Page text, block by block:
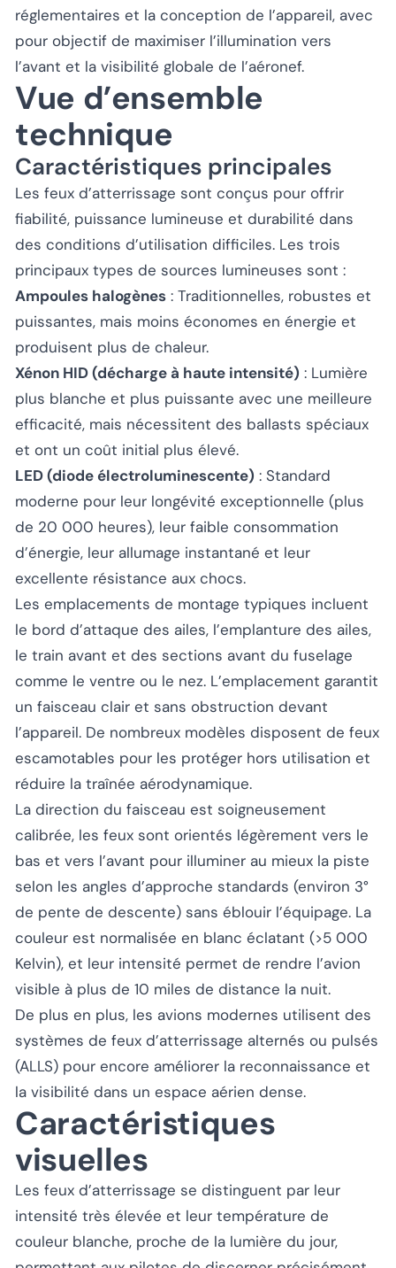
réglementaires et la conception de l’appareil, avec
pour objectif de maximiser l’illumination vers
l’avant et la visibilité globale de l’aéronef.
Vue d’ensemble
technique
Caractéristiques principales
Les feux d’atterrissage sont conçus pour offrir
fiabilité, puissance lumineuse et durabilité dans
des conditions d’utilisation difficiles. Les trois
principaux types de sources lumineuses sont :
Ampoules halogènes : Traditionnelles, robustes et
puissantes, mais moins économes en énergie et
produisent plus de chaleur.
Xénon HID (décharge à haute intensité) : Lumière
plus blanche et plus puissante avec une meilleure
efficacité, mais nécessitent des ballasts spéciaux
et ont un coût initial plus élevé.
LED (diode électroluminescente) : Standard
moderne pour leur longévité exceptionnelle (plus
de 20 000 heures), leur faible consommation
d’énergie, leur allumage instantané et leur
excellente résistance aux chocs.
Les emplacements de montage typiques incluent
le bord d’attaque des ailes, l’emplanture des ailes,
le train avant et des sections avant du fuselage
comme le ventre ou le nez. L’emplacement garantit
un faisceau clair et sans obstruction devant
l’appareil. De nombreux modèles disposent de feux
escamotables pour les protéger hors utilisation et
réduire la traînée aérodynamique.
La direction du faisceau est soigneusement
calibrée, les feux sont orientés légèrement vers le
bas et vers l’avant pour illuminer au mieux la piste
selon les angles d’approche standards (environ 3°
de pente de descente) sans éblouir l’équipage. La
couleur est normalisée en blanc éclatant (>5 000
Kelvin), et leur intensité permet de rendre l’avion
visible à plus de 10 miles de distance la nuit.
De plus en plus, les avions modernes utilisent des
systèmes de feux d’atterrissage alternés ou pulsés
(ALLS) pour encore améliorer la reconnaissance et
la visibilité dans un espace aérien dense.
Caractéristiques
visuelles
Les feux d’atterrissage se distinguent par leur
intensité très élevée et leur température de
couleur blanche, proche de la lumière du jour,